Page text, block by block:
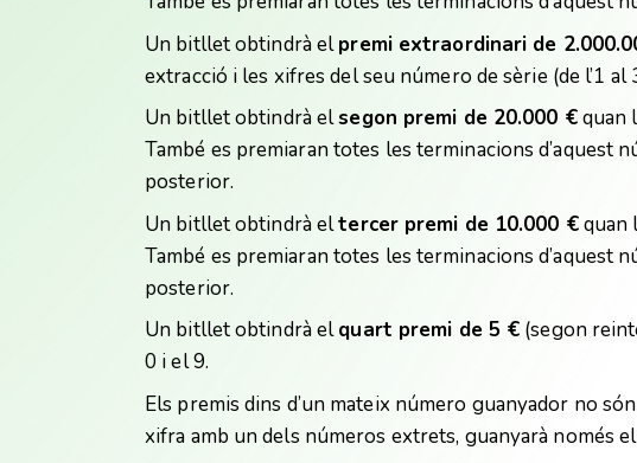
Un bitllet obtindrà elpremi extraordinari de
extracció i les xifres del seu número de sèrie (de l’1
Un bitllet obtindrà elsegon premi de 20.000 €quan
També es premiaran totes les terminacions d’aquest
posterior.
Un bitllet obtindrà eltercer premi de 10.000 €quan
També es premiaran totes les terminacions d’aquest
posterior.
Un bitllet obtindrà elquart premi de 5 € (segon
0 i el 9.
Els premis dins d’un mateix número guanyador no
xifra amb un dels números extrets, guanyarà només